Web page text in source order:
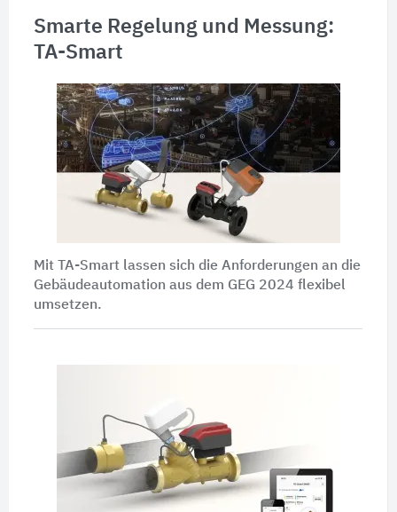
Smarte Regelung und Messung:
TA-Smart
Mit TA-Smart lassen sich die Anforderungen an die
Gebäudeautomation aus dem GEG 2024 flexibel
umsetzen.